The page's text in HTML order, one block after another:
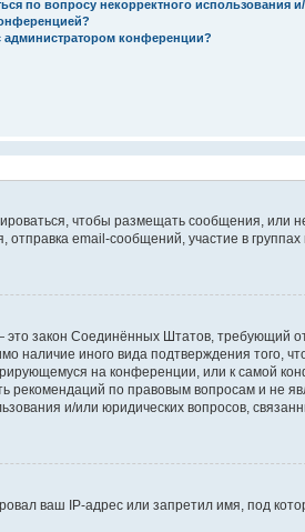
по вопросу некорректного использования
администратором конференции?
чтобы размещать сообщения, или
email-сообщений, участие в группах
это закон Соединённых Штатов, требующий
наличие иного вида подтверждения того,
на конференции, или к самой
рекомендаций по правовым вопросам и не
и/или юридических вопросов,
ваш IP-адрес или запретил имя, под